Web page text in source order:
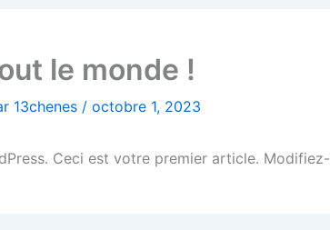
le monde !
13chenes / octobre 1, 2023
Ceci est votre premier article.